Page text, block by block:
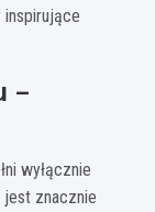
–
wyłącznie
znacznie